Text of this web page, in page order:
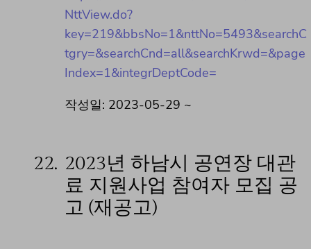
NttView.do?
key=219&bbsNo=1&nttNo=5493&searchC
tgry=&searchCnd=all&searchKrwd=&page
Index=1&integrDeptCode=
작성일: 2023-05-29 ~
22. 2023년 하남시 공연장 대관
료 지원사업 참여자 모집 공
고 (재공고)